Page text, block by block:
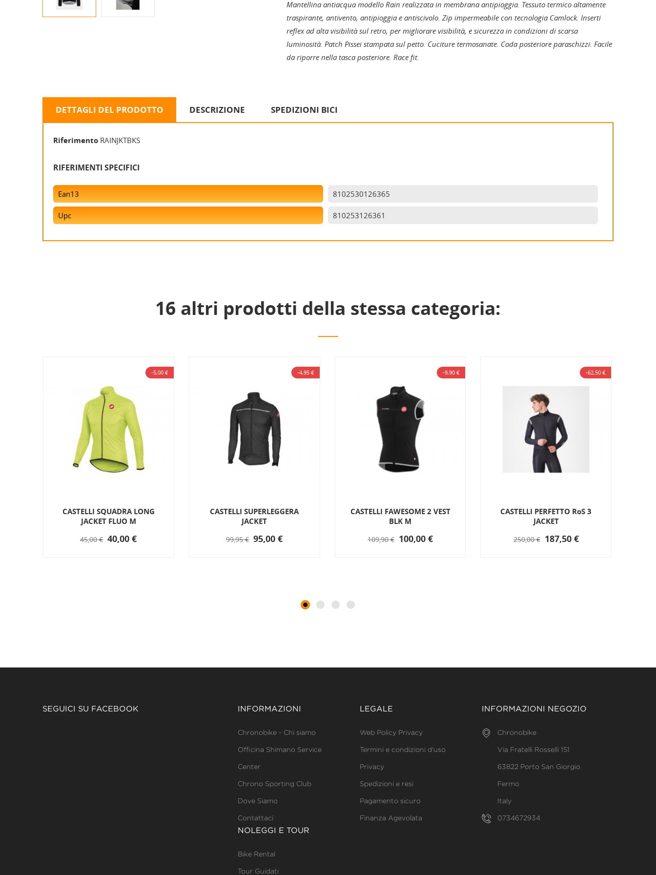
Mantellina antiacqua modello Rain realizzata in membrana antipioggia. Tessuto termico altamente
traspirante, antivento, antipioggia e antiscivolo. Zip impermeabile con tecnologia Camlock. Inserti
reflex ad alta visibilità sul retro, per migliorare visibilità, e sicurezza in condizioni di scarsa
luminosità. Patch Pissei stampata sul petto. Cuciture termosanate. Coda posteriore paraschizzi. Facile
da riporre nella tasca posteriore. Race fit.
DETTAGLI DEL PRODOTTO DESCRIZIONE SPEDIZIONI BICI
Riferimento RAINJKTBKS
RIFERIMENTI SPECIFICI
Ean13 8102530126365
Upc 810253126361
16 altri prodotti della stessa categoria:
-5,00 €
CASTELLI SQUADRA LONG
JACKET FLUO M
45,00 € 40,00 €
-4,95 €
CASTELLI SUPERLEGGERA
JACKET
99,95 € 95,00 €
-9,90 €
CASTELLI FAWESOME 2 VEST
BLK M
109,90 € 100,00 €
-62,50 €
CASTELLI PERFETTO RoS 3
JACKET
250,00 € 187,50 €
SEGUICI SU FACEBOOK INFORMAZIONI
Chronobike - Chi siamo
Officina Shimano Service
Center
Chrono Sporting Club
Dove Siamo
Contattaci
LEGALE
Web Policy Privacy
Termini e condizioni d'uso
Privacy
Spedizioni e resi
Pagamento sicuro
Finanza Agevolata
NOLEGGI E TOUR
Bike Rental
Tour Guidati
INFORMAZIONI NEGOZIO
Chronobike
Via Fratelli Rosselli 151
63822 Porto San Giorgio
Fermo
Italy
0734672934